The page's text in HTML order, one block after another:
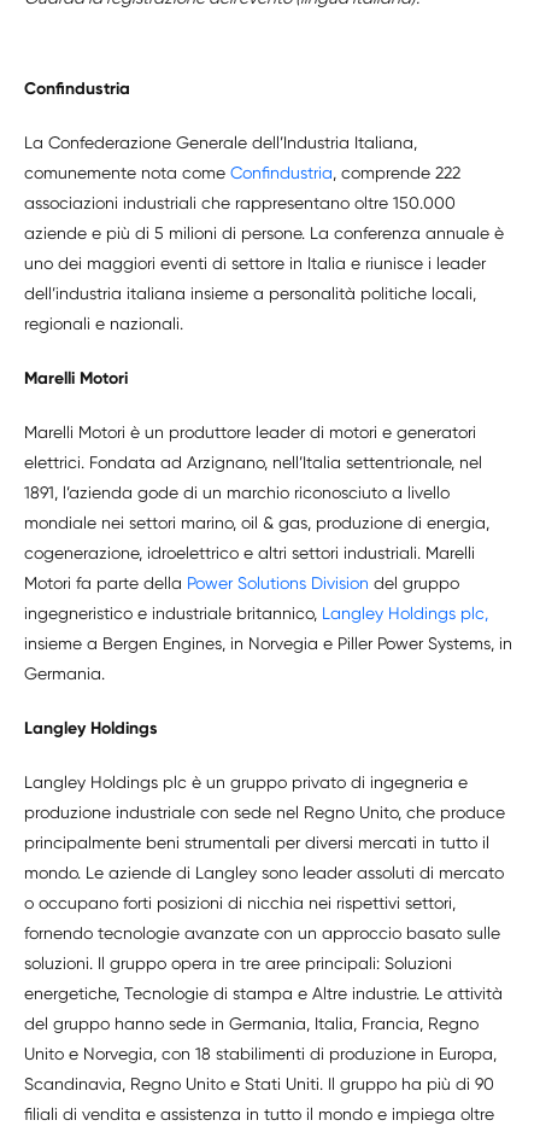
Confindustria
La Confederazione Generale dell’Industria Italiana,
comunemente nota come Confindustria, comprende 222
associazioni industriali che rappresentano oltre 150.000
aziende e più di 5 milioni di persone. La conferenza annuale è
uno dei maggiori eventi di settore in Italia e riunisce i leader
dell’industria italiana insieme a personalità politiche locali,
regionali e nazionali.
Marelli Motori
Marelli Motori è un produttore leader di motori e generatori
elettrici. Fondata ad Arzignano, nell’Italia settentrionale, nel
1891, l’azienda gode di un marchio riconosciuto a livello
mondiale nei settori marino, oil & gas, produzione di energia,
cogenerazione, idroelettrico e altri settori industriali. Marelli
Motori fa parte della Power Solutions Division del gruppo
ingegneristico e industriale britannico, Langley Holdings plc,
insieme a Bergen Engines, in Norvegia e Piller Power Systems, in
Germania.
Langley Holdings
Langley Holdings plc è un gruppo privato di ingegneria e
produzione industriale con sede nel Regno Unito, che produce
principalmente beni strumentali per diversi mercati in tutto il
mondo. Le aziende di Langley sono leader assoluti di mercato
o occupano forti posizioni di nicchia nei rispettivi settori,
fornendo tecnologie avanzate con un approccio basato sulle
soluzioni. Il gruppo opera in tre aree principali: Soluzioni
energetiche, Tecnologie di stampa e Altre industrie. Le attività
del gruppo hanno sede in Germania, Italia, Francia, Regno
Unito e Norvegia, con 18 stabilimenti di produzione in Europa,
Scandinavia, Regno Unito e Stati Uniti. Il gruppo ha più di 90
filiali di vendita e assistenza in tutto il mondo e impiega oltre